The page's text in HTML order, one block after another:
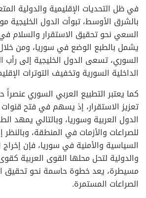
في ظل التحديات الإقليمية والدولية
بالشرق الأوسط، تبوأت الدول الخليجية
السعي نحو تحقيق الاستقرار والسلام
يشمل بالطبع الوضع في سوريا، ومن
السوري، تسعى الدول الخليجية إلى رأب
الداخلية السورية وتخفيف التوترات
كما يعتبر التطبيع العربي السوري
تعزيز الاستقرار، إذ يسهم في فتح قنوات
الدول العربية وسوريا، وبالتالي يمهد
للصراعات والأزمات في المنطقة، وبالنظر
السياسية والأمنية في سوريا، فإن إخراج
والدولية لتحل محلها القوى العربية
مسيطرة، يعد خطوة حاسمة نحو تحقيق
الصراعات المستمرة.